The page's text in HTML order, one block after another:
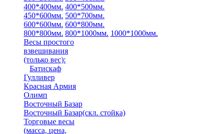
400*400мм. 400*500мм.
450*600мм. 500*700мм.
600*600мм. 600*800мм.
800*800мм. 800*1000мм. 1000*1000мм.
Весы простого
взвешивания
(только вес):
Батискаф
Гулливер
Красная Армия
Олимп
Восточный Базар
Восточный Базар(скл. стойка)
Торговые весы
(масса, цена,